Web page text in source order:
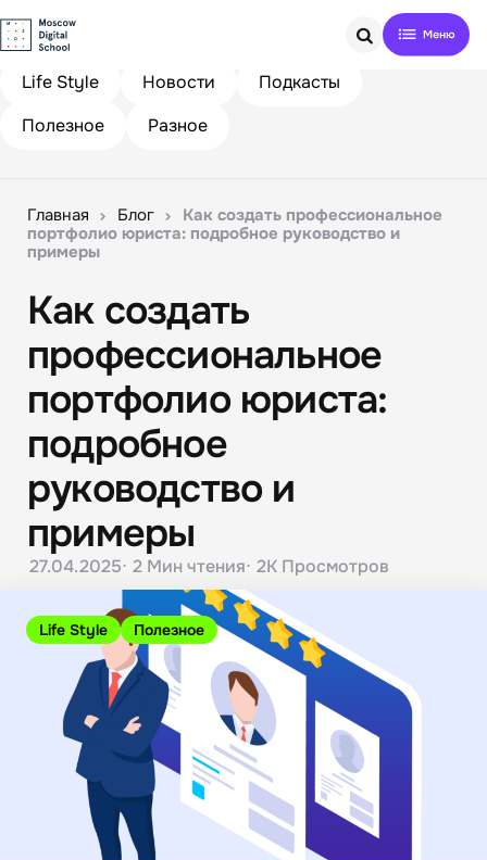
Search
Life Style
Новости
Подкасты
Полезное
Разное
Главная Блог
Как создать профессиональное
портфолио юриста: подробное руководство и
примеры
Life Style Полезное
Как создать
профессиональное
портфолио юриста:
подробное
руководство и
примеры
27.04.2025 2 Мин чтения 2K Просмотров